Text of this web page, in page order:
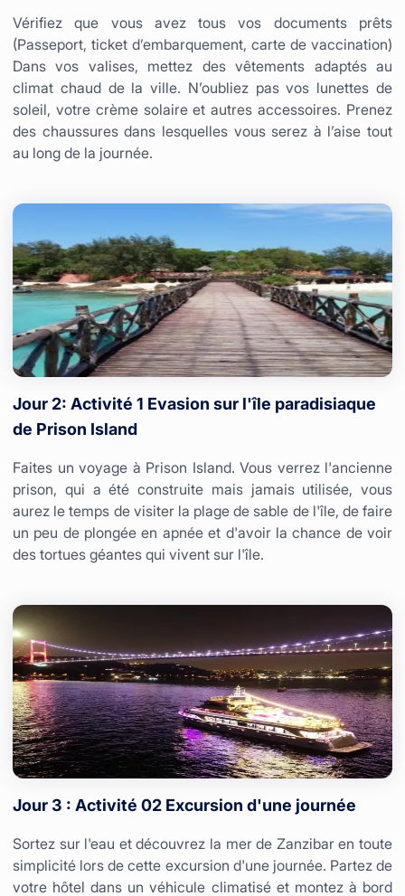
Vérifiez que vous avez tous vos documents prêts
(Passeport, ticket d’embarquement, carte de vaccination)
Dans vos valises, mettez des vêtements adaptés au
climat chaud de la ville. N’oubliez pas vos lunettes de
soleil, votre crème solaire et autres accessoires. Prenez
des chaussures dans lesquelles vous serez à l’aise tout
au long de la journée.
Jour 2: Activité 1 Evasion sur l'île paradisiaque
de Prison Island
Faites un voyage à Prison Island. Vous verrez l'ancienne
prison, qui a été construite mais jamais utilisée, vous
aurez le temps de visiter la plage de sable de l'île, de faire
un peu de plongée en apnée et d'avoir la chance de voir
des tortues géantes qui vivent sur l'île.
Jour 3 : Activité 02 Excursion d'une journée
Sortez sur l'eau et découvrez la mer de Zanzibar en toute
simplicité lors de cette excursion d'une journée. Partez de
votre hôtel dans un véhicule climatisé et montez à bord